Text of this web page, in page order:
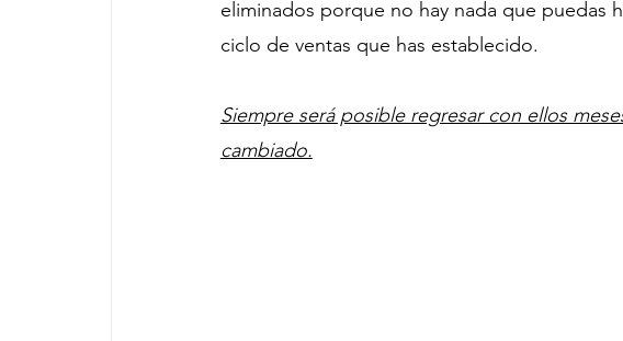
eliminados porque no hay nada que puedas
ciclo de ventas que has establecido.
Siempre será posible regresar con ellos
cambiado.